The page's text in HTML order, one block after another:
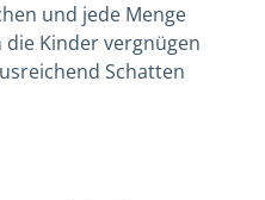
und jede Menge
Kinder vergnügen
Schatten